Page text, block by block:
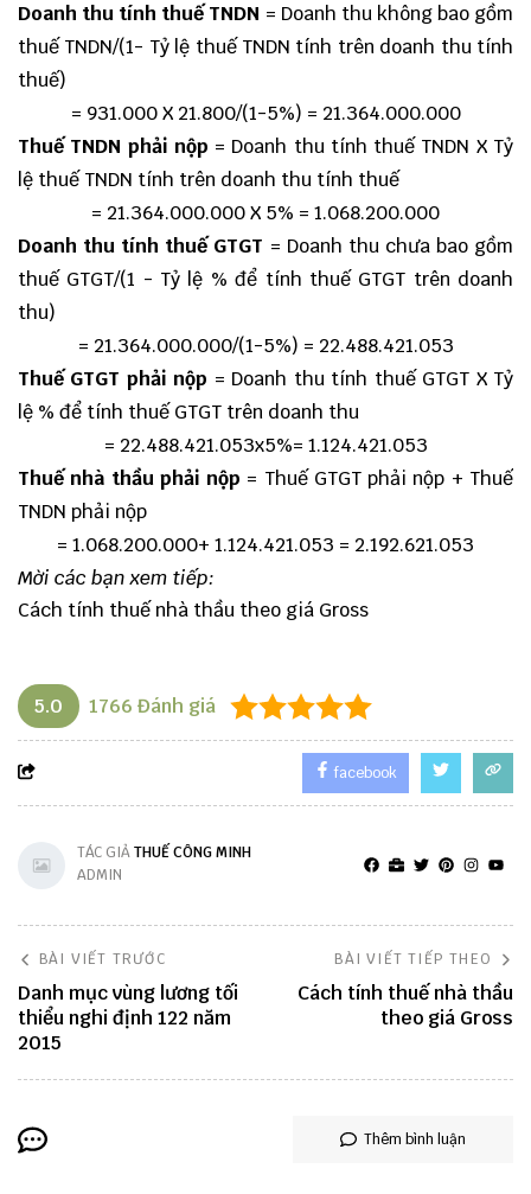
Doanh thu tính thuế TNDN = Doanh thu không bao gồm
thuế TNDN/(1- Tỷ lệ thuế TNDN tính trên doanh thu tính
thuế)
= 931.000 X 21.800/(1-5%) = 21.364.000.000
Thuế TNDN phải nộp = Doanh thu tính thuế TNDN X Tỷ
lệ thuế TNDN tính trên doanh thu tính thuế
= 21.364.000.000 X 5% = 1.068.200.000
Doanh thu tính thuế GTGT = Doanh thu chưa bao gồm
thuế GTGT/(1 - Tỷ lệ % để tính thuế GTGT trên doanh
thu)
= 21.364.000.000/(1-5%) = 22.488.421.053
Thuế GTGT phải nộp = Doanh thu tính thuế GTGT X Tỷ
lệ % để tính thuế GTGT trên doanh thu
= 22.488.421.053x5%= 1.124.421.053
Thuế nhà thầu phải nộp = Thuế GTGT phải nộp + Thuế
TNDN phải nộp
= 1.068.200.000+ 1.124.421.053 = 2.192.621.053
Mời các bạn xem tiếp:
Cách tính thuế nhà thầu theo giá Gross
5.0 1766 Đánh giá
facebook
TÁC GIẢTHUẾ CÔNG MINH
ADMIN
BÀI VIẾT TRƯỚC
Danh mục vùng lương tối
thiểu nghi định 122 năm
2015
BÀI VIẾT TIẾP THEO
Cách tính thuế nhà thầu
theo giá Gross
Thêm bình luận